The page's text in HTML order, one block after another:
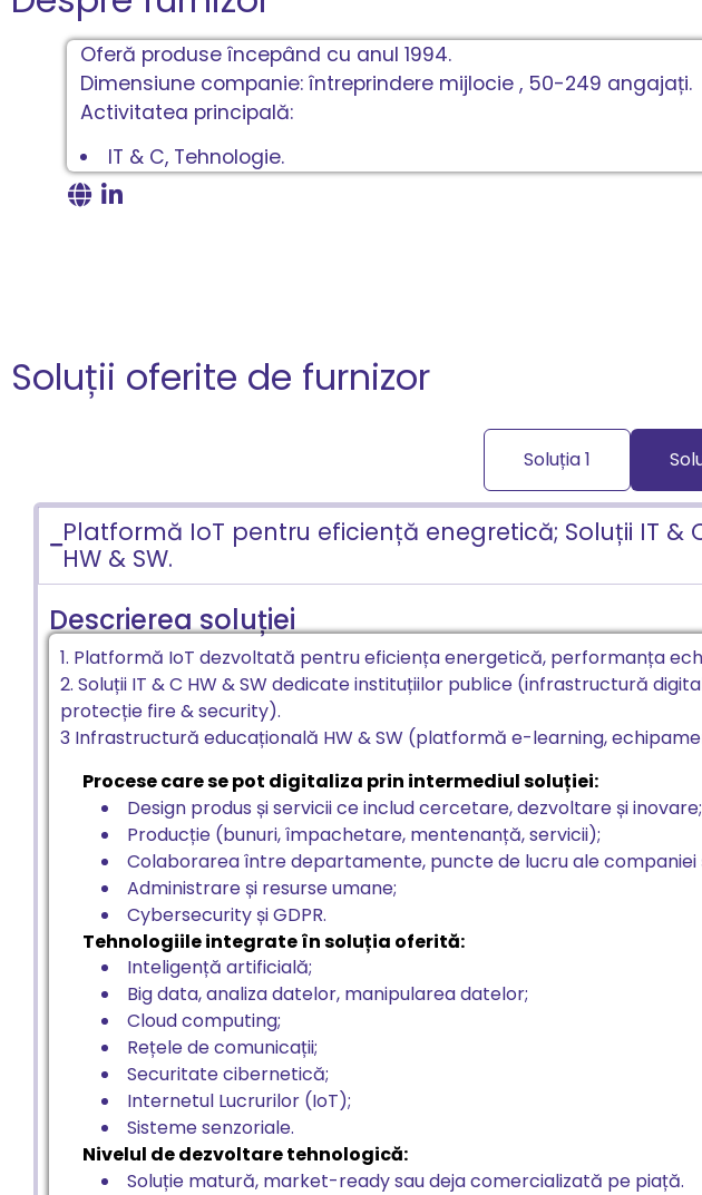
Oferă produse începând cu anul 1994.
Dimensiune companie: întreprindere mijlocie , 50-249 angajați.
Activitatea principală:
IT & C, Tehnologie.
Soluții oferite de furnizor
Soluția 1
Platformă IoT pentru eficiență enegretică; Soluții IT
HW & SW.
Descrierea soluției
1. Platformă IoT dezvoltată pentru eficiența energetică, performanța
2. Soluții IT & C HW & SW dedicate instituțiilor publice (infrastructură
protecție fire & security).
3 Infrastructură educațională HW & SW (platformă e-learning,
Procese care se pot digitaliza prin intermediul soluției:
Design produs și servicii ce includ cercetare, dezvoltare și inovare;
Producție (bunuri, împachetare, mentenanță, servicii);
Colaborarea între departamente, puncte de lucru ale companiei
Administrare și resurse umane;
Cybersecurity și GDPR.
Tehnologiile integrate în soluția oferită:
Inteligență artificială;
Big data, analiza datelor, manipularea datelor;
Cloud computing;
Rețele de comunicații;
Securitate cibernetică;
Internetul Lucrurilor (IoT);
Sisteme senzoriale.
Nivelul de dezvoltare tehnologică:
Soluție matură, market-ready sau deja comercializată pe piață.